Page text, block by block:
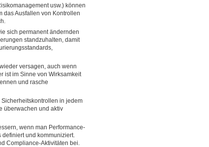
usw.) können
das Ausfallen von Kontrollen
sich permanent ändernden
standzuhalten, damit
versagen, auch wenn
ist im Sinne von Wirksamkeit
und rasche
in jedem
überwachen und aktiv
wenn man Performance-
und kommuniziert.
Compliance-Aktivitäten bei.